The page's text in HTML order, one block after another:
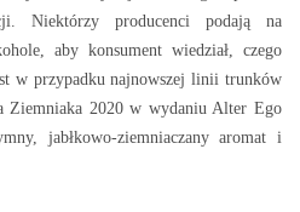
Niektórzy producenci podają na
aby konsument wiedział, czego
w przypadku najnowszej linii trunków
Ziemniaka 2020 w wydaniu Alter Ego
jabłkowo-ziemniaczany aromat i